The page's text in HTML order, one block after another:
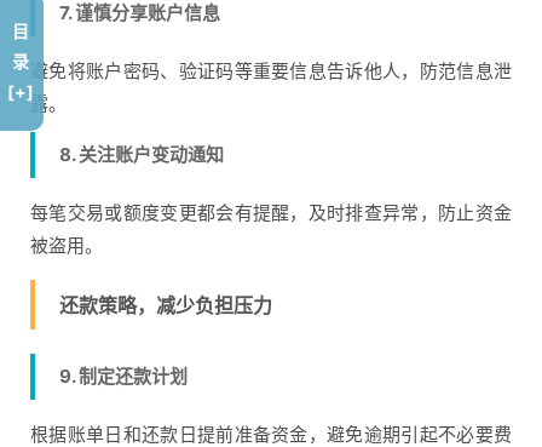
7. 谨慎分享账户信息
避免将账户密码、验证码等重要信息告诉他人，防范信息泄
露。
8. 关注账户变动通知
每笔交易或额度变更都会有提醒，及时排查异常，防止资金
被盗用。
还款策略，减少负担压力
9. 制定还款计划
根据账单日和还款日提前准备资金，避免逾期引起不必要费
目
录
[+]